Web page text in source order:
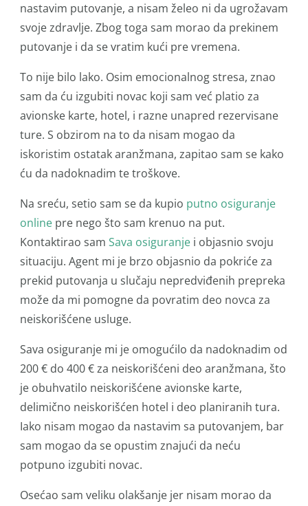
nastavim putovanje, a nisam želeo ni da ugrožavam
svoje zdravlje. Zbog toga sam morao da prekinem
putovanje i da se vratim kući pre vremena.
To nije bilo lako. Osim emocionalnog stresa, znao
sam da ću izgubiti novac koji sam već platio za
avionske karte, hotel, i razne unapred rezervisane
ture. S obzirom na to da nisam mogao da
iskoristim ostatak aranžmana, zapitao sam se kako
ću da nadoknadim te troškove.
Na sreću, setio sam se da kupio putno osiguranje
online pre nego što sam krenuo na put.
Kontaktirao sam Sava osiguranje i objasnio svoju
situaciju. Agent mi je brzo objasnio da pokriće za
prekid putovanja u slučaju nepredviđenih prepreka
može da mi pomogne da povratim deo novca za
neiskorišćene usluge.
Sava osiguranje mi je omogućilo da nadoknadim od
200 € do 400 € za neiskorišćeni deo aranžmana, što
je obuhvatilo neiskorišćene avionske karte,
delimično neiskorišćen hotel i deo planiranih tura.
Iako nisam mogao da nastavim sa putovanjem, bar
sam mogao da se opustim znajući da neću
potpuno izgubiti novac.
Osećao sam veliku olakšanje jer nisam morao da